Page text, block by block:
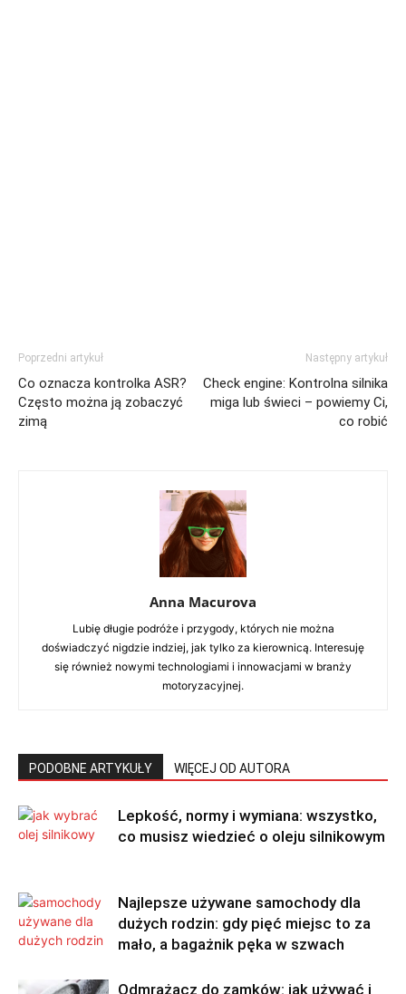
Poprzedni artykuł
Co oznacza kontrolka ASR?
Często można ją zobaczyć
zimą
Następny artykuł
Check engine: Kontrolna silnika
miga lub świeci – powiemy Ci,
co robić
Anna Macurova
Lubię długie podróże i przygody, których nie można
doświadczyć nigdzie indziej, jak tylko za kierownicą. Interesuję
się również nowymi technologiami i innowacjami w branży
motoryzacyjnej.
PODOBNE ARTYKUŁY WIĘCEJ OD AUTORA
Lepkość, normy i wymiana: wszystko,
co musisz wiedzieć o oleju silnikowym
Najlepsze używane samochody dla
dużych rodzin: gdy pięć miejsc to za
mało, a bagażnik pęka w szwach
Odmrażacz do zamków: jak używać i